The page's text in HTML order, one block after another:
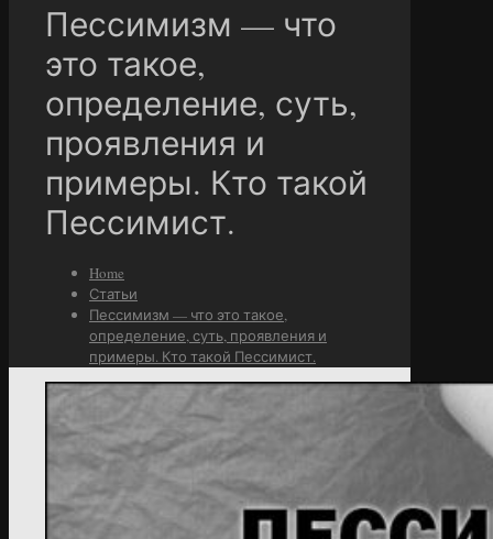
Пессимизм — что
это такое,
определение, суть,
проявления и
примеры. Кто такой
Пессимист.
Home
Статьи
Пессимизм — что это такое,
определение, суть, проявления и
примеры. Кто такой Пессимист.